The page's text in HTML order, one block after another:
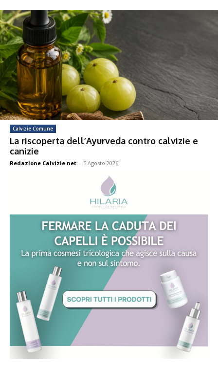
Calvizie Comune
La riscoperta dell’Ayurveda contro calvizie e
canizie
Redazione Calvizie.net - 5 Agosto 2026